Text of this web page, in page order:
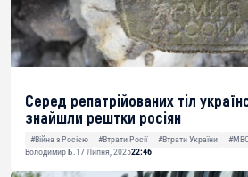
Серед репатрійованих тіл
знайшли рештки росіян
#Війна з Росією #Втрати Росії #Втрати України #МВС
Володимир Б. 17 Липня, 202522:46